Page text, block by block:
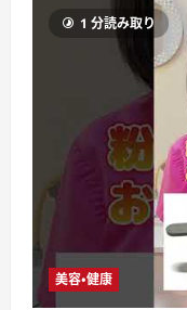
1 分読み取り
美容・健康